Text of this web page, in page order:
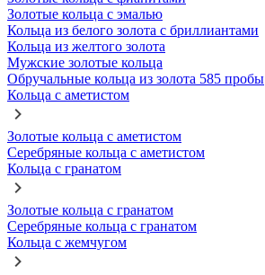
Золотые кольца с эмалью
Кольца из белого золота с бриллиантами
Кольца из желтого золота
Мужские золотые кольца
Обручальные кольца из золота 585 пробы
Кольца с аметистом
Золотые кольца с аметистом
Серебряные кольца с аметистом
Кольца с гранатом
Золотые кольца с гранатом
Серебряные кольца с гранатом
Кольца с жемчугом